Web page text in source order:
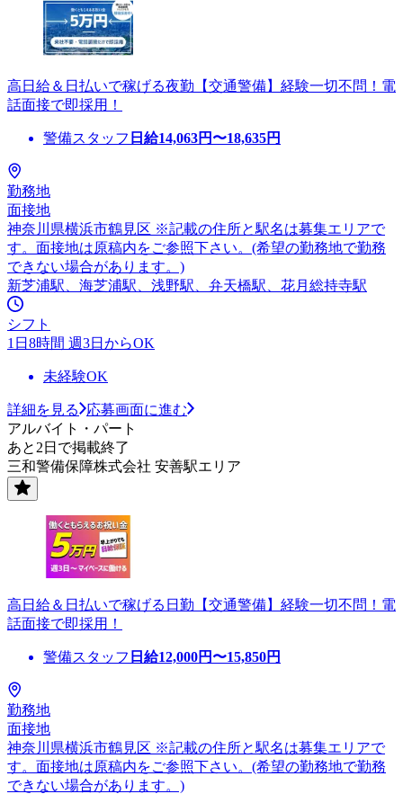
高日給＆日払いで稼げる夜勤【交通警備】経験一切不問！電
話面接で即採用！
警備スタッフ 日給14,063円〜18,635円
勤務地
面接地
神奈川県横浜市鶴見区 ※記載の住所と駅名は募集エリアで
す。面接地は原稿内をご参照下さい。(希望の勤務地で勤務
できない場合があります。)
新芝浦駅、海芝浦駅、浅野駅、弁天橋駅、花月総持寺駅
シフト
1日8時間 週3日からOK
未経験OK
詳細を見る
応募画面に進む
アルバイト・パート
あと2日で掲載終了
三和警備保障株式会社 安善駅エリア
高日給＆日払いで稼げる日勤【交通警備】経験一切不問！電
話面接で即採用！
警備スタッフ 日給12,000円〜15,850円
勤務地
面接地
神奈川県横浜市鶴見区 ※記載の住所と駅名は募集エリアで
す。面接地は原稿内をご参照下さい。(希望の勤務地で勤務
できない場合があります。)